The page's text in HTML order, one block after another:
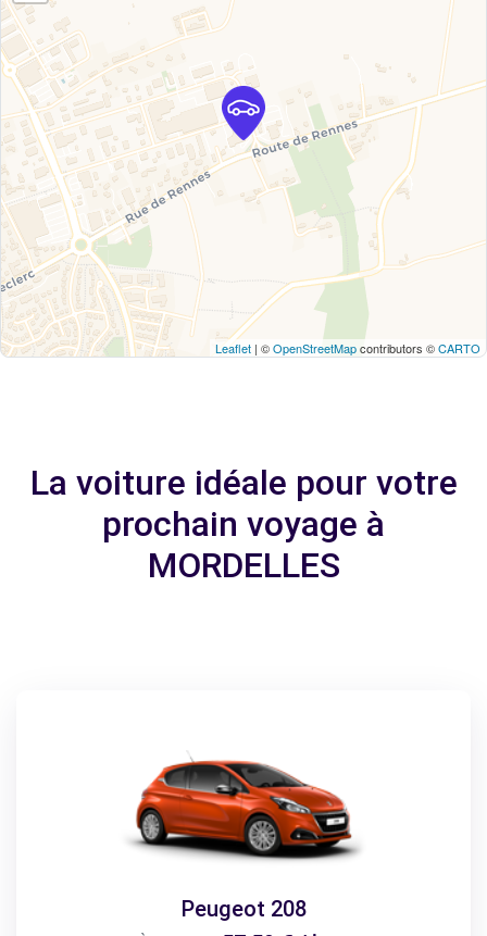
Leaflet | ©OpenStreetMapcontributors ©CARTO
La voiture idéale pour votre
prochain voyage à
MORDELLES
Peugeot 208